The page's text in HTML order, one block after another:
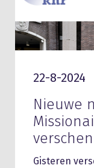
22-8-2024
Nieuwe
Gisteren